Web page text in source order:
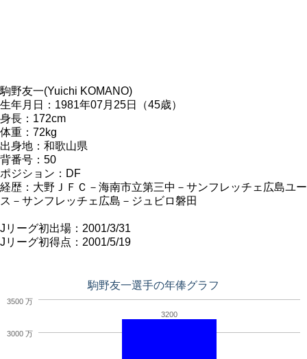
駒野友一(Yuichi KOMANO)
生年月日：1981年07月25日（45歳）
身長：172cm
体重：72kg
出身地：和歌山県
背番号：50
ポジション：DF
経歴：大野ＪＦＣ－海南市立第三中－サンフレッチェ広島ユー
ス－サンフレッチェ広島－ジュビロ磐田
Jリーグ初出場：2001/3/31
Jリーグ初得点：2001/5/19
駒野友一選手の年俸グラフ
3200
3000 万
3500 万